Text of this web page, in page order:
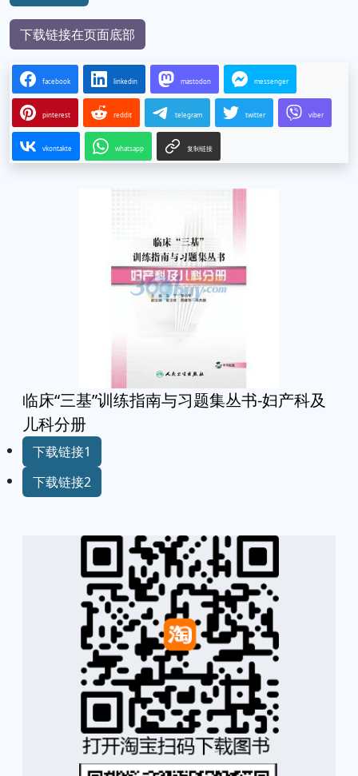
下载链接在页面底部
facebook linkedin mastodon messenger
pinterest reddit telegram twitter viber
vkontakte whatsapp 复制链接
临床“三基”训练指南与习题集丛书-妇产科及
儿科分册
下载链接1
下载链接2